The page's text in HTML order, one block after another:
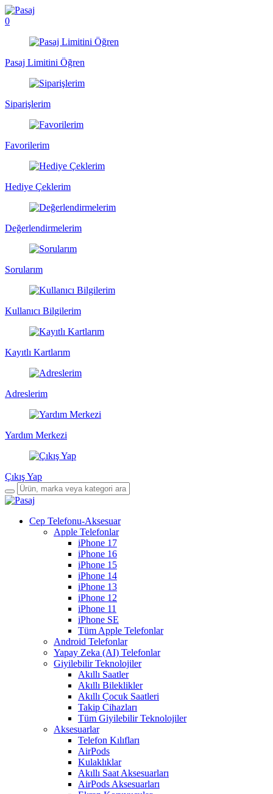
0
Pasaj Limitini Öğren
Siparişlerim
Favorilerim
Hediye Çeklerim
Değerlendirmelerim
Sorularım
Kullanıcı Bilgilerim
Kayıtlı Kartlarım
Adreslerim
Yardım Merkezi
Çıkış Yap
Cep Telefonu-Aksesuar
Apple Telefonlar
iPhone 17
iPhone 16
iPhone 15
iPhone 14
iPhone 13
iPhone 12
iPhone 11
iPhone SE
Tüm Apple Telefonlar
Android Telefonlar
Yapay Zeka (AI) Telefonlar
Giyilebilir Teknolojiler
Akıllı Saatler
Akıllı Bileklikler
Akıllı Çocuk Saatleri
Takip Cihazları
Tüm Giyilebilir Teknolojiler
Aksesuarlar
Telefon Kılıfları
AirPods
Kulaklıklar
Akıllı Saat Aksesuarları
AirPods Aksesuarları